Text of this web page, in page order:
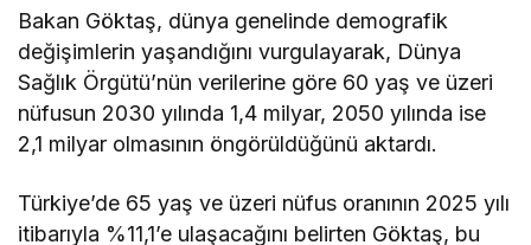
Bakan Göktaş, dünya genelinde demografik
değişimlerin yaşandığını vurgulayarak, Dünya
Sağlık Örgütü’nün verilerine göre 60 yaş ve üzeri
nüfusun 2030 yılında 1,4 milyar, 2050 yılında ise
2,1 milyar olmasının öngörüldüğünü aktardı.
Türkiye’de 65 yaş ve üzeri nüfus oranının 2025 yılı
itibarıyla %11,1’e ulaşacağını belirten Göktaş, bu